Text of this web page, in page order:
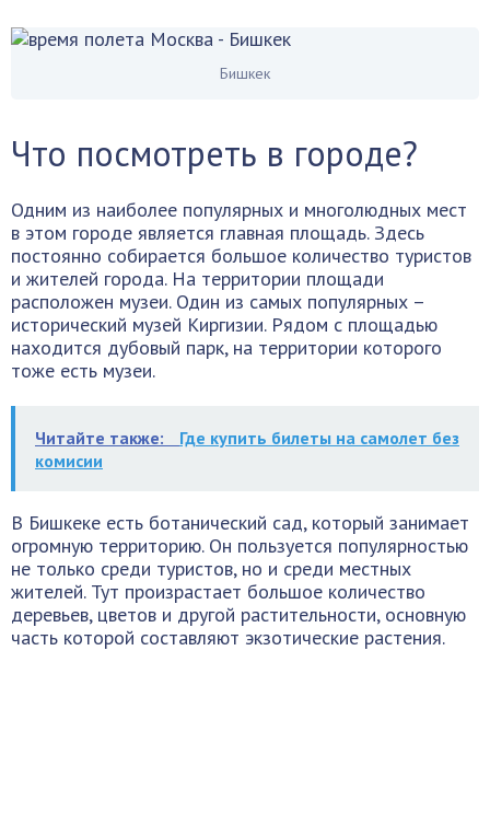
Бишкек
Что посмотреть в городе?
Одним из наиболее популярных и многолюдных мест
в этом городе является главная площадь. Здесь
постоянно собирается большое количество туристов
и жителей города. На территории площади
расположен музеи. Один из самых популярных –
исторический музей Киргизии. Рядом с площадью
находится дубовый парк, на территории которого
тоже есть музеи.
Читайте также:
Где купить билеты на самолет без
комисии
В Бишкеке есть ботанический сад, который занимает
огромную территорию. Он пользуется популярностью
не только среди туристов, но и среди местных
жителей. Тут произрастает большое количество
деревьев, цветов и другой растительности, основную
часть которой составляют экзотические растения.